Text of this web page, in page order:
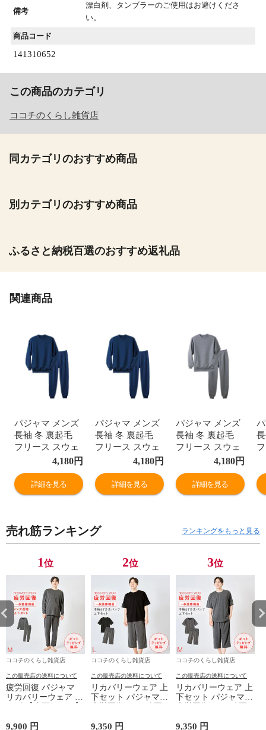
備考
漂白剤、タンブラーのご使用はお避けくださ
い。
商品コード
141310652
この商品のカテゴリ
ココチのくらし雑貨店
同カテゴリのおすすめ商品
別カテゴリのおすすめ商品
ふるさと納税百選のおすすめ返礼品
関連商品
パジャマ メンズ
長袖 冬 裏起毛
フリース スウェ
ット スエット ジ
ャージ 上下 あっ
たか 暖かい ルー
ムウェア ルーム
ア 部屋着 冬用
秋冬 防寒 グレー
3L 大きいサイズ
ゆったり シンプ
ル メンズパジャ
マ 裏起毛パジャ
マ 男性...
4,180円
詳細を見る
パジャマ メンズ
長袖 冬 裏起毛
フリース スウェ
ット スエット ジ
ャージ 上下 あっ
たか 暖かい ルー
ムウェア ルーム
ア 部屋着 冬用
秋冬 防寒 グレー
3L 大きいサイズ
ゆったり シンプ
ル メンズパジャ
マ 裏起毛パジャ
マ 男性...
4,180円
詳細を見る
パジャマ メンズ
長袖 冬 裏起毛
フリース スウェ
ット スエット ジ
ャージ 上下 あっ
たか 暖かい ルー
ムウェア ルーム
ア 部屋着 冬用
秋冬 防寒 グレー
3L 大きいサイズ
ゆったり シンプ
ル メンズパジャ
マ 裏起毛パジャ
マ 男性...
4,180円
詳細を見る
売れ筋ランキング ランキングをもっと見る
1位
ココチのくらし雑貨店
この販売店の送料について
疲労回復 パジャマ
リカバリーウェア メ
れが取れる パジャマ
9,900 円
2位
ココチのくらし雑貨店
この販売店の送料について
リカバリーウェア 上
下セット パジャマ
ンツ 春夏用【一般医
9,350 円
3位
ココチのくらし雑貨店
この販売店の送料について
リカバリーウェア 上
下セット パジャマ
ンツ 春夏用【一般医
9,350 円